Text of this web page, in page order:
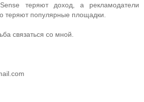
теряют доход, а рекламодатели
теряют популярные площадки.
связаться со мной.